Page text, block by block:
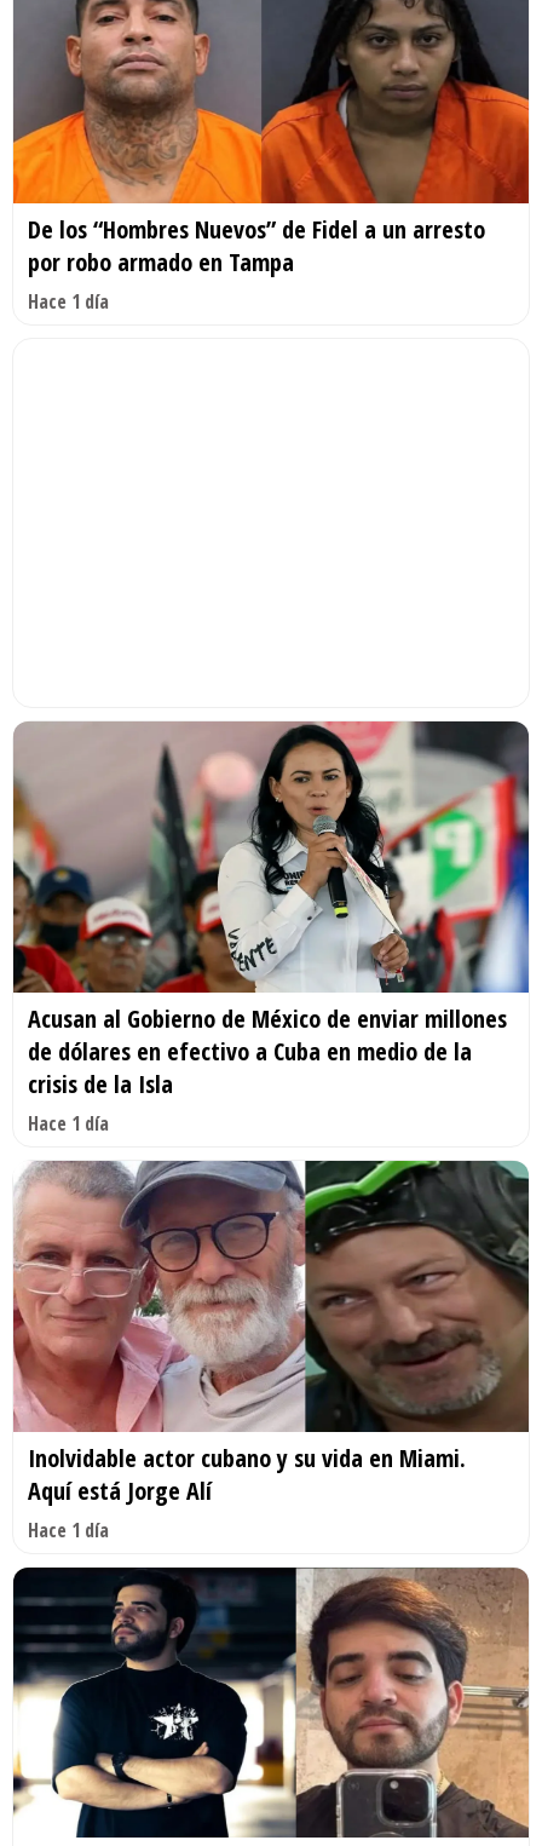
De los “Hombres Nuevos” de Fidel a un arresto
por robo armado en Tampa
Hace 1 día
Acusan al Gobierno de México de enviar millones
de dólares en efectivo a Cuba en medio de la
crisis de la Isla
Hace 1 día
Inolvidable actor cubano y su vida en Miami.
Aquí está Jorge Alí
Hace 1 día